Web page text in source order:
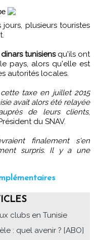
tunisiensqu'ils ont
pays, alors qu'elle est
autorités locales.
taxe en juillet 2015
avait alors été relayée
de leurs clients,
du SNAV.
finalement s'en
surpris. Il y a une
clubs en Tunisie
: quel avenir ? [ABO]